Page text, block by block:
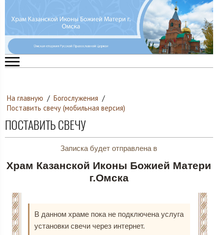
На главную / Богослужения /
Поставить свечу (мобильная версия)
ПОСТАВИТЬ СВЕЧУ